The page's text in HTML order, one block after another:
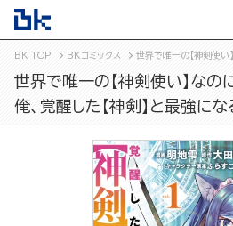
BK TOP BKコミックス 世界で唯一の【神剣使い
世界で唯一の【神剣使い】なの
俺、覚醒した【神剣】と最強にな